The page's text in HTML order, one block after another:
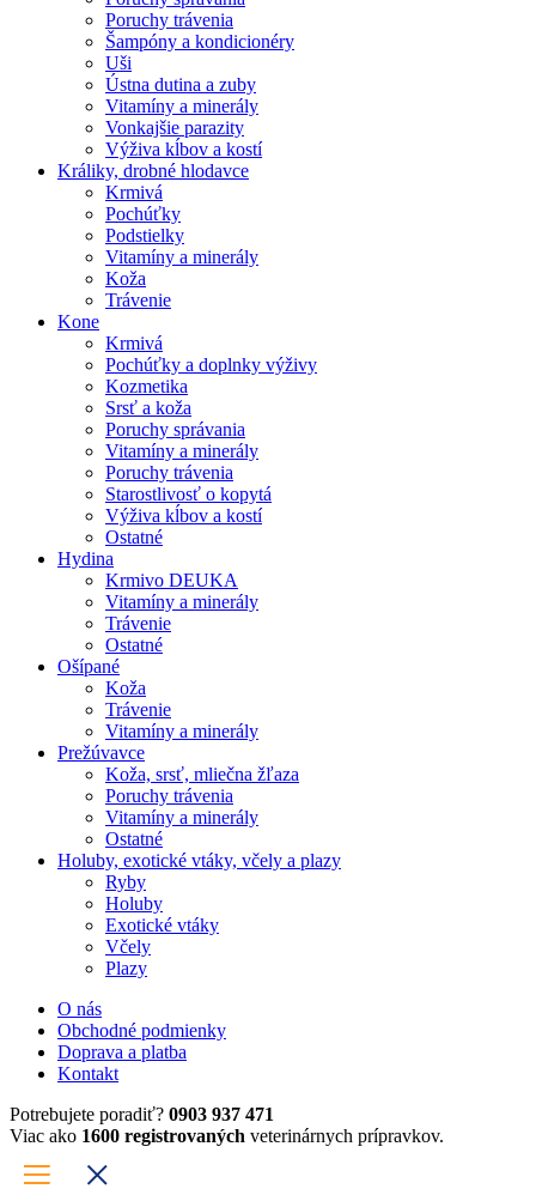
Poruchy trávenia
Šampóny a kondicionéry
Uši
Ústna dutina a zuby
Vitamíny a minerály
Vonkajšie parazity
Výživa kĺbov a kostí
Králiky, drobné hlodavce
Krmivá
Pochúťky
Podstielky
Vitamíny a minerály
Koža
Trávenie
Kone
Krmivá
Pochúťky a doplnky výživy
Kozmetika
Srsť a koža
Poruchy správania
Vitamíny a minerály
Poruchy trávenia
Starostlivosť o kopytá
Výživa kĺbov a kostí
Ostatné
Hydina
Krmivo DEUKA
Vitamíny a minerály
Trávenie
Ostatné
Ošípané
Koža
Trávenie
Vitamíny a minerály
Prežúvavce
Koža, srsť, mliečna žľaza
Poruchy trávenia
Vitamíny a minerály
Ostatné
Holuby, exotické vtáky, včely a plazy
Ryby
Holuby
Exotické vtáky
Včely
Plazy
O nás
Obchodné podmienky
Doprava a platba
Kontakt
Potrebujete poradiť? 0903 937 471
Viac ako 1600 registrovaných veterinárnych prípravkov.